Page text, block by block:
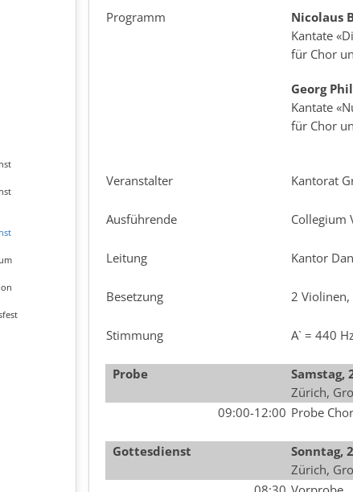
Programm Nicolaus
Kantate
für Chor
Georg
Kantate
für Chor
Veranstalter Kantorat
Ausführende Collegium
Leitung Kantor
Besetzung 2 Violinen,
Stimmung A` = 440
Probe
Samstag,
Zürich,
09:00-12:00 Probe
Gottesdienst
Sonntag,
Zürich,